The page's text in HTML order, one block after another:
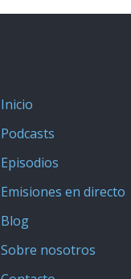
Inicio
Podcasts
Episodios
Emisiones en directo
Blog
Sobre nosotros